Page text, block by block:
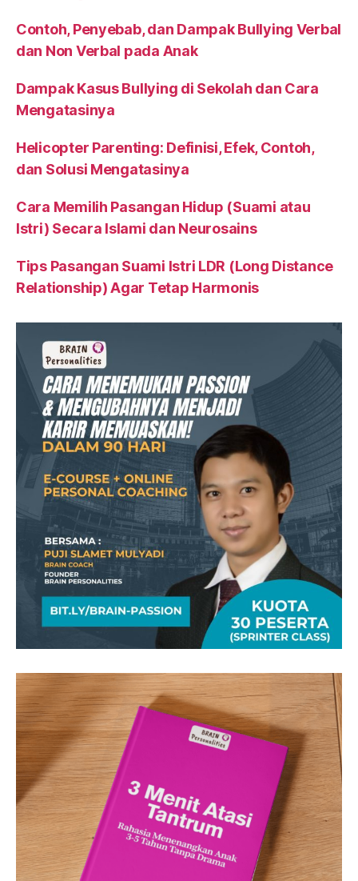
Contoh, Penyebab, dan Dampak Bullying Verbal
dan Non Verbal pada Anak
Dampak Kasus Bullying di Sekolah dan Cara
Mengatasinya
Helicopter Parenting: Definisi, Efek, Contoh,
dan Solusi Mengatasinya
Cara Memilih Pasangan Hidup (Suami atau
Istri) Secara Islami dan Neurosains
Tips Pasangan Suami Istri LDR (Long Distance
Relationship) Agar Tetap Harmonis